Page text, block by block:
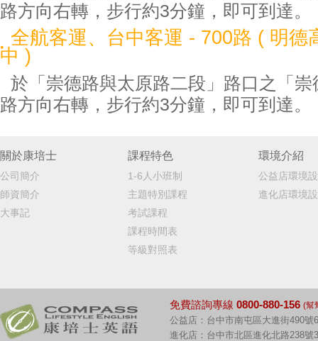
路方向右轉，步行約3分鐘，即可到達。
全航客運、台中客運 - 700路 ( 明德
中 )
於「崇德路與太原路二段」路口之「
路方向右轉，步行約3分鐘，即可到達。
關於康培士
公司簡介
師資簡介
大事記
課程特色
1-6人小班制
主題特別課程
考試課程
課程時間表
等級對照表
環境介紹
公益店環境
進化店環境
免費諮詢專線 0800-880-156 (幫
公益店：台中市南屯區大進街490號
進化店：台中市北區進化北路238號